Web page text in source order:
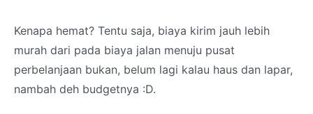
Kenapa hemat? Tentu saja, biaya kirim jauh lebih
murah dari pada biaya jalan menuju pusat
perbelanjaan bukan, belum lagi kalau haus dan lapar,
nambah deh budgetnya :D.